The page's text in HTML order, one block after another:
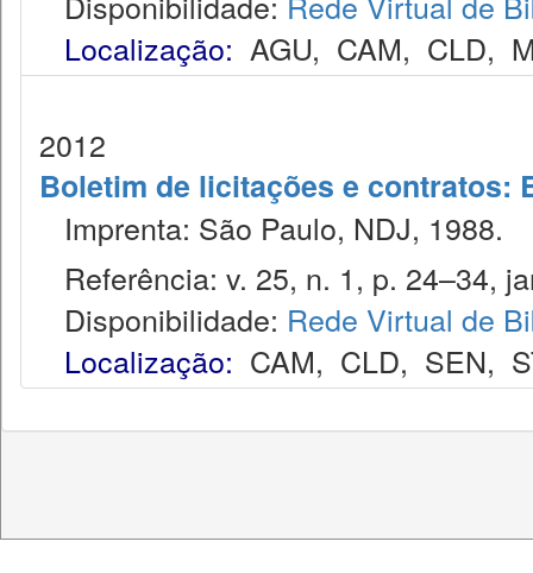
Localização: AGU, CAM, CLD,
2012
Boletim de licitações e contratos:
Imprenta: São Paulo, NDJ, 1988.
Referência: v. 25, n. 1, p. 24–34,
Disponibilidade: Rede Virtual de
Localização: CAM, CLD, SEN,